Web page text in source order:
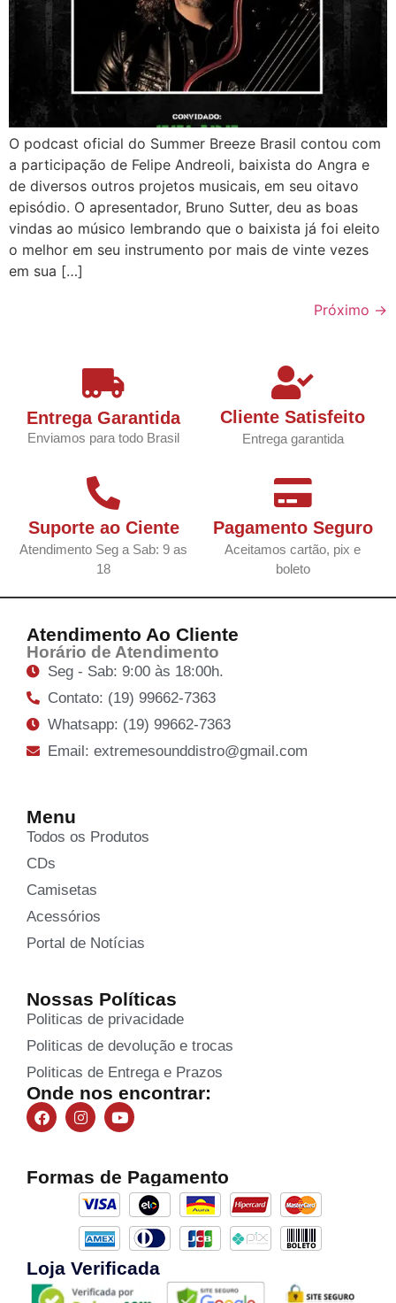
O podcast oficial do Summer Breeze Brasil contou com
a participação de Felipe Andreoli, baixista do Angra e
de diversos outros projetos musicais, em seu oitavo
episódio. O apresentador, Bruno Sutter, deu as boas
vindas ao músico lembrando que o baixista já foi eleito
o melhor em seu instrumento por mais de vinte vezes
em sua […]
Próximo →
Entrega Garantida
Enviamos para todo Brasil
Cliente Satisfeito
Entrega garantida
Suporte ao Ciente
Atendimento Seg a Sab: 9 as
18
Pagamento Seguro
Aceitamos cartão, pix e
boleto
Atendimento Ao Cliente
Horário de Atendimento
Seg - Sab: 9:00 às 18:00h.
Contato: (19) 99662-7363
Whatsapp: (19) 99662-7363
Email: extremesounddistro@gmail.com
Menu
Todos os Produtos
CDs
Camisetas
Acessórios
Portal de Notícias
Nossas Políticas
Politicas de privacidade
Politicas de devolução e trocas
Politicas de Entrega e Prazos
Onde nos encontrar:
Formas de Pagamento
Loja Verificada